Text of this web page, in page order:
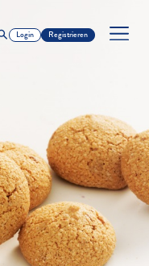
Login Registrieren